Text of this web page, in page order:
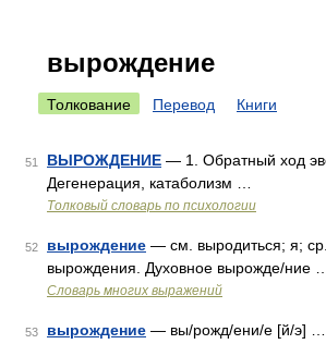
вырождение
Толкование Перевод Книги
51 ВЫРОЖДЕНИЕ — 1. Обратный ход
Дегенерация, катаболизм …
Толковый словарь по психологии
52 вырождение — см. выродиться; я;
вырождения. Духовное вырожде/ние …
Словарь многих выражений
53 вырождение — вы/рожд/ени/е [й/э] …